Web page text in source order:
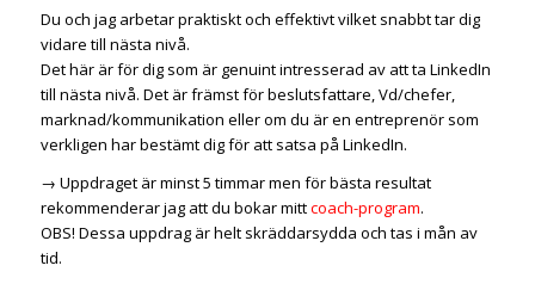
Du och jag arbetar praktiskt och effektivt vilket snabbt tar dig
vidare till nästa nivå.
Det här är för dig som är genuint intresserad av att ta LinkedIn
till nästa nivå. Det är främst för beslutsfattare, Vd/chefer,
marknad/kommunikation eller om du är en entreprenör som
verkligen har bestämt dig för att satsa på LinkedIn.
→ Uppdraget är minst 5 timmar men för bästa resultat
rekommenderar jag att du bokar mittcoach-program.
OBS! Dessa uppdrag är helt skräddarsydda och tas i mån av
tid.